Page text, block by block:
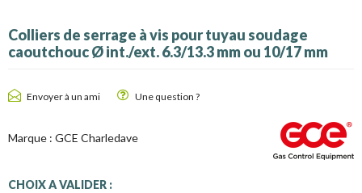
Colliers de serrage à vis pour tuyau soudage
caoutchouc Ø int./ext. 6.3/13.3 mm ou 10/17 mm
Envoyer à un ami Une question ?
Marque : GCE Charledave
CHOIX A VALIDER :